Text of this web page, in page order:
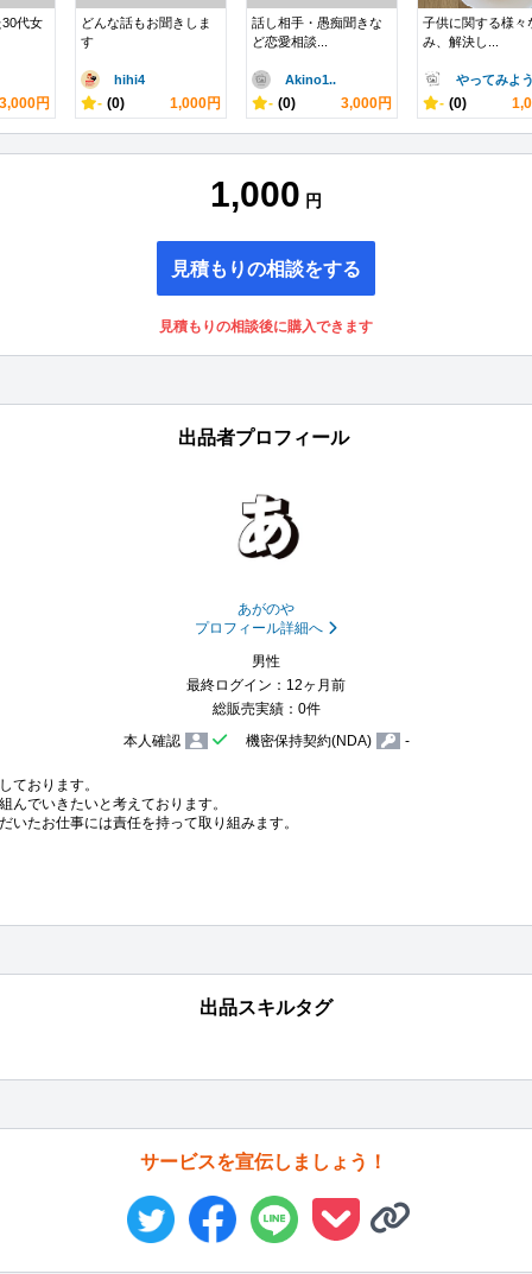
代女
3,000円
どんな話もお聞きしま
す
hihi4
- (0) 1,000円
話し相手・愚痴聞きな
ど恋愛相談...
Akino1..
- (0) 3,000円
子供に関する様々
み、解決し...
やってみよ
- (0)
1,000 円
見積もりの相談をする
見積もりの相談後に購入できます
出品者プロフィール
あがのや
プロフィール詳細へ
男性
最終ログイン：12ヶ月前
総販売実績：0件
本人確認
機密保持契約(NDA) -
ております。
んでいきたいと考えております。
いたお仕事には責任を持って取り組みます。
出品スキルタグ
サービスを宣伝しましょう！